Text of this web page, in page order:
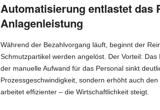
Automatisierung entlastet das
Anlagenleistung
Während der Bezahlvorgang läuft, beginnt der
Schmutzpartikel werden angelöst. Der Vorteil:
der manuelle Aufwand für das Personal sinkt
Prozessgeschwindigkeit, sondern erhöht auch
arbeitet effizienter – die Wirtschaftlichkeit steigt.